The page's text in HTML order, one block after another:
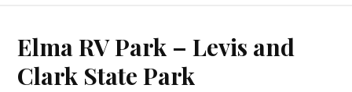
Elma RV Park – Levis and
Clark State Park